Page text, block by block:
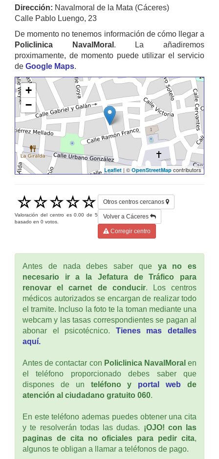
Dirección: Navalmoral de la Mata (Cáceres)
Calle Pablo Luengo, 23
De momento no tenemos información de cómo llegar a
Policlinica NavalMoral . La añadiremos
proximamente, de momento puede utilizar el servicio
de Google Maps.
+
−
Leaflet | © OpenStreetMap contributors
Valoración del centro es0.00 de5
basado en 0 votos.
Otros centros cercanos
Volver a Cáceres
Corregir centro
Antes de nada debes saber que ya no es
necesario ir a la Jefatura de Tráfico para
renovar el carnet de conducir. Los centros
médicos autorizados se encargan de realizar todo
el tramite. Incluso la foto te la toman mediante una
webcam y las tasas correspondientes se pagan al
abonar el psicotécnico. Tienes mas detalles
aquí.
Antes de contactar con Policlinica NavalMoral en
el teléfono proporcionado debes saber que
dispones de un teléfono y portal web de
atención al ciudadano gratuito 060.
En este teléfono ademas puedes obtener una cita
y te resolverán todas las dudas. ¡OJO! con las
paginas de cita no oficiales para pedir cita,
algunos te obligan a llamar a teléfonos de pago.